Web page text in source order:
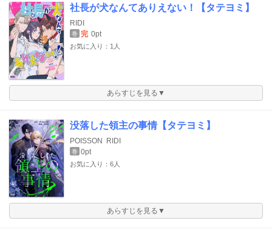
社長が犬なんてありえない！【タテヨミ】
RIDI
巻 完 0pt
お気に入り：1人
あらすじを見る▼
没落した領主の事情【タテヨミ】
POISSON RIDI
巻 0pt
お気に入り：6人
あらすじを見る▼